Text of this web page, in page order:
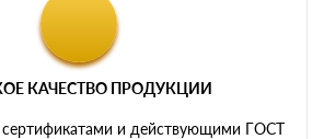
КАЧЕСТВО ПРОДУКЦИИ
и действующими ГОСТ